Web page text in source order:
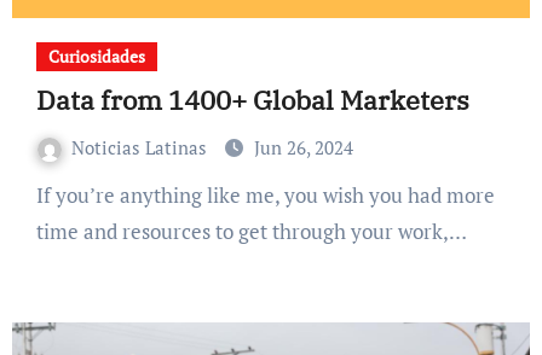
Curiosidades
Data from 1400+ Global Marketers
Noticias Latinas Jun 26, 2024
If you’re anything like me, you wish you had more
time and resources to get through your work,…